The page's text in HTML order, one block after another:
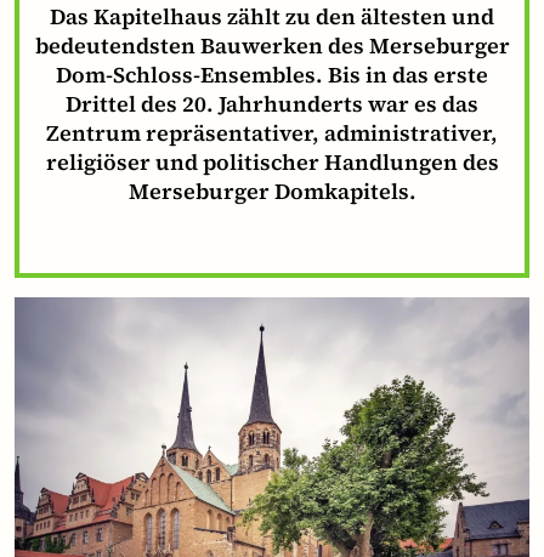
Das Kapitelhaus zählt zu den ältesten und
bedeutendsten Bauwerken des Merseburger
Dom-Schloss-Ensembles. Bis in das erste
Drittel des 20. Jahrhunderts war es das
Zentrum repräsentativer, administrativer,
religiöser und politischer Handlungen des
Merseburger Domkapitels.